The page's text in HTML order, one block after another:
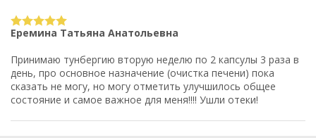
Еремина Татьяна Анатольевна
Принимаю тунбергию вторую неделю по 2 капсулы 3 раза в
день, про основное назначение (очистка печени) пока
сказать не могу, но могу отметить улучшилось общее
состояние и самое важное для меня!!!! Ушли отеки!